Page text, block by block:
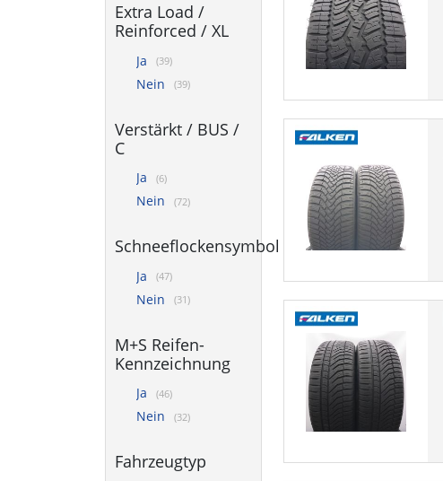
Extra Load /
Reinforced / XL
Ja (39)
Nein (39)
Verstärkt / BUS /
C
Ja (6)
Nein (72)
Schneeflockensymbol
Ja (47)
Nein (31)
M+S Reifen-
Kennzeichnung
Ja (46)
Nein (32)
Fahrzeugtyp